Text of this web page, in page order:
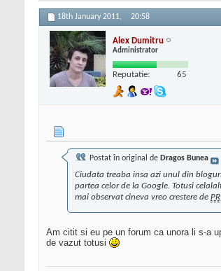
18th January 2011, 20:58
Alex Dumitru
Administrator
Reputatie: 65
Postat în original de Dragos Bunea
Ciudata treaba insa azi unul din
partea celor de la Google. Totusi
mai observat cineva vreo crestere de PR
Am citit si eu pe un forum ca unora li s-a
de vazut totusi